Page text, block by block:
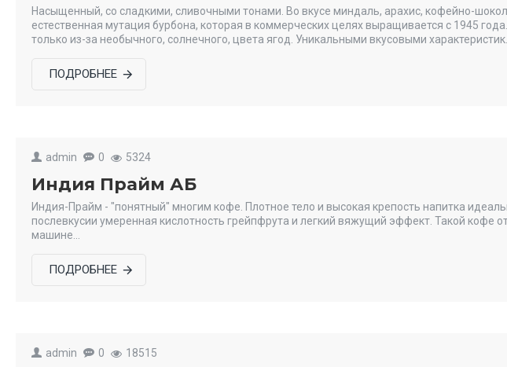
Насыщенный, со сладкими, сливочными тонами. Во вкусе миндаль, арахис, кофейно-
естественная мутация бурбона, которая в коммерческих целях выращивается с 1945
только из-за необычного, солнечного, цвета ягод. Уникальными вкусовыми характеристик..
ПОДРОБНЕЕ
admin 0 5324
Индия Прайм АБ
Индия-Прайм - "понятный" многим кофе. Плотное тело и высокая крепость напитка
послевкусии умеренная кислотность грейпфрута и легкий вяжущий эффект. Такой кофе
машине...
ПОДРОБНЕЕ
admin 0 18515